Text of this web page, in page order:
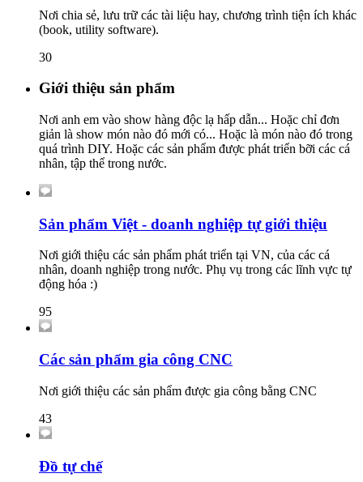
Nơi chia sẻ, lưu trữ các tài liệu hay, chương trình tiện ích khác
(book, utility software).
30
Giới thiệu sản phẩm
Nơi anh em vào show hàng độc lạ hấp dẫn... Hoặc chỉ đơn
giản là show món nào đó mới có... Hoặc là món nào đó trong
quá trình DIY. Hoặc các sản phẩm được phát triển bỡi các cá
nhân, tập thể trong nước.
Sản phẩm Việt - doanh nghiệp tự giới thiệu
Nơi giới thiệu các sản phẩm phát triển tại VN, của các cá
nhân, doanh nghiệp trong nước. Phụ vụ trong các lĩnh vực tự
động hóa :)
95
Các sản phẩm gia công CNC
Nơi giới thiệu các sản phẩm được gia công bằng CNC
43
Đồ tự chế